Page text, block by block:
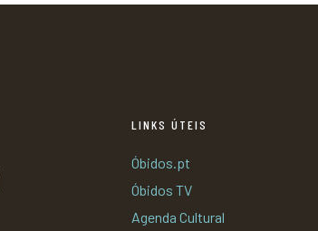
LINKS ÚTEIS
Óbidos.pt
Óbidos TV
Agenda Cultural